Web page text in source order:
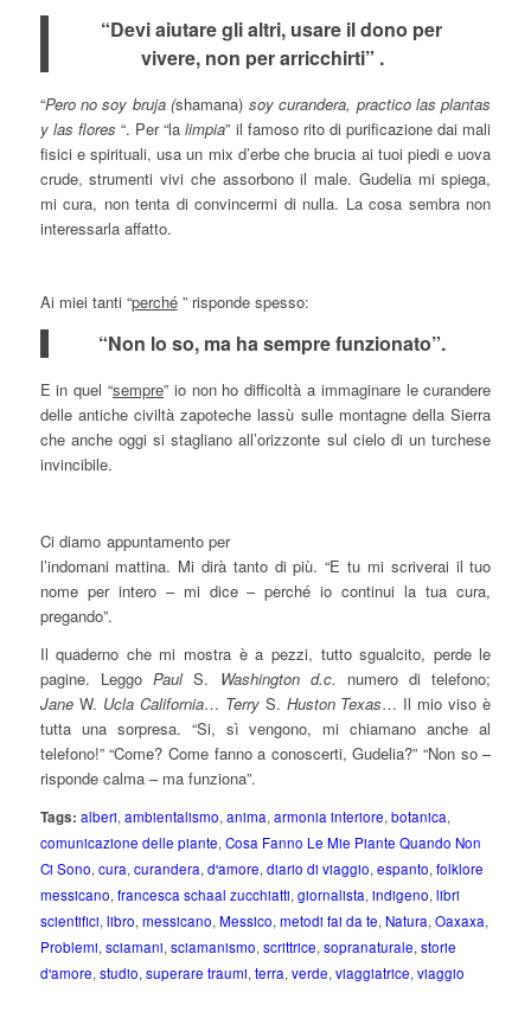
“Devi aiutare gli altri, usare il dono per
vivere, non per arricchirti” .
“Pero no soy bruja (shamana) soy curandera, practico las plantas
y las flores“. Per “lalimpia” il famoso rito di purificazione dai mali
fisici e spirituali, usa un mix d’erbe che brucia ai tuoi piedi e uova
crude, strumenti vivi che assorbono il male. Gudelia mi spiega,
mi cura, non tenta di convincermi di nulla. La cosa sembra non
interessarla affatto.
Ai miei tanti “perché” risponde spesso:
“Non lo so, ma ha sempre funzionato”.
E in quel “sempre” io non ho difficoltà a immaginare le curandere
delle antiche civiltà zapoteche lassù sulle montagne della Sierra
che anche oggi si stagliano all’orizzonte sul cielo di un turchese
invincibile.
Ci diamo appuntamento per
l’indomani mattina. Mi dirà tanto di più. “E tu mi scriverai il tuo
nome per intero – mi dice – perché io continui la tua cura,
pregando”.
Il quaderno che mi mostra è a pezzi, tutto sgualcito, perde le
pagine. LeggoPaulS. Washington d.c. numero di telefono;
JaneW. Ucla California… TerryS. Huston Texas… Il mio viso è
tutta una sorpresa. “Si, sì vengono, mi chiamano anche al
telefono!” “Come? Come fanno a conoscerti, Gudelia?” “Non so –
risponde calma – ma funziona”.
Tags: alberi, ambientalismo, anima, armonia interiore, botanica,
comunicazione delle piante, Cosa Fanno Le Mie Piante Quando Non
Ci Sono, cura, curandera, d'amore, diario di viaggio, espanto, folklore
messicano, francesca schaal zucchiatti, giornalista, indigeno, libri
scientifici, libro, messicano, Messico, metodi fai da te, Natura, Oaxaxa,
Problemi, sciamani, sciamanismo, scrittrice, sopranaturale, storie
d'amore, studio, superare traumi, terra, verde, viaggiatrice, viaggio